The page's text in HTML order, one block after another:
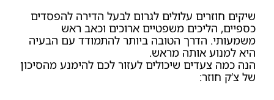
שיקים חוזרים עלולים לגרום לבעל הדירה להפסדים
כספיים, הליכים משפטיים ארוכים וכאב ראש
משמעותי. הדרך הטובה ביותר להתמודד עם הבעיה
היא למנוע אותה מראש.
הנה כמה צעדים שיכולים לעזור לכם להימנע מהסיכון
של צ’ק חוזר: